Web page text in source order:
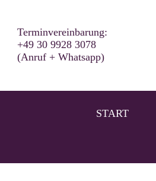
Terminvereinbarung:
+49 30 9928 3078
(Anruf + Whatsapp)
START